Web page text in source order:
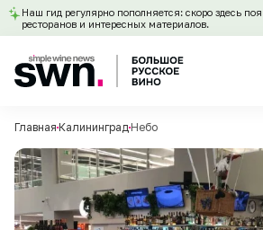
Наш гид регулярно пополняется: скоро здесь
ресторанов и интересных материалов.
Главная Калининград Небо